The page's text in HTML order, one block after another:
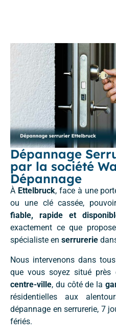
Dépannage
par la société
Dépannage
À Ettelbruck, face à une
ou une clé cassée,
fiable, rapide et
exactement ce que propose
spécialiste en serrurerie
Nous intervenons dans
que vous soyez situé près
centre-ville, du côté de la
résidentielles aux
dépannage en serrurerie, 7
fériés.